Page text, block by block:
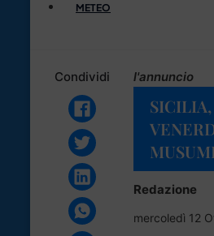
METEO
Condividi l'annuncio
Redazione
mercoledì 12